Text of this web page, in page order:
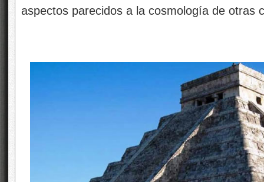
aspectos parecidos a la cosmología de otras